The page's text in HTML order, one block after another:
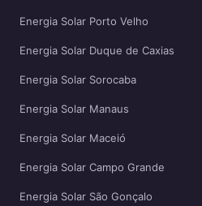
Energia Solar Porto Velho
Energia Solar Duque de Caxias
Energia Solar Sorocaba
Energia Solar Manaus
Energia Solar Maceió
Energia Solar Campo Grande
Energia Solar São Gonçalo